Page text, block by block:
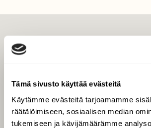
Tämä sivusto käyttää evästeitä
Käytämme evästeitä tarjoamamme
räätälöimiseen, sosiaalisen median
tukemiseen ja kävijämäärämme
Tilaa
Äänestä
Tilaa